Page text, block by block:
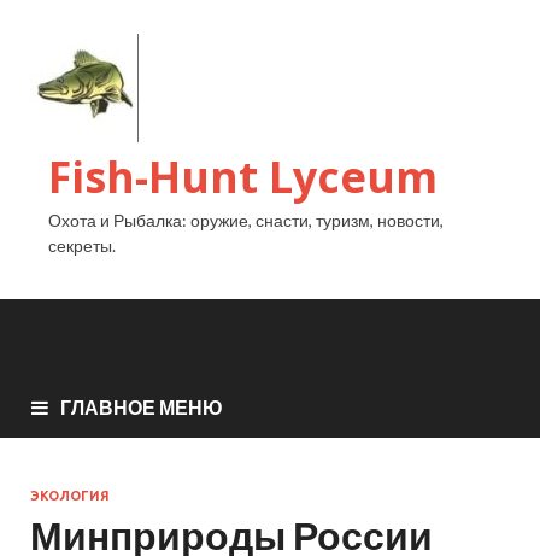
Fish-Hunt Lyceum
Охота и Рыбалка: оружие, снасти, туризм, новости,
секреты.
ГЛАВНОЕ МЕНЮ
ЭКОЛОГИЯ
Минприроды России